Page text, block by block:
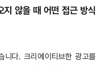
지 않을 때 어떤 접근 방식
니다. 크리에이티브한 광고를